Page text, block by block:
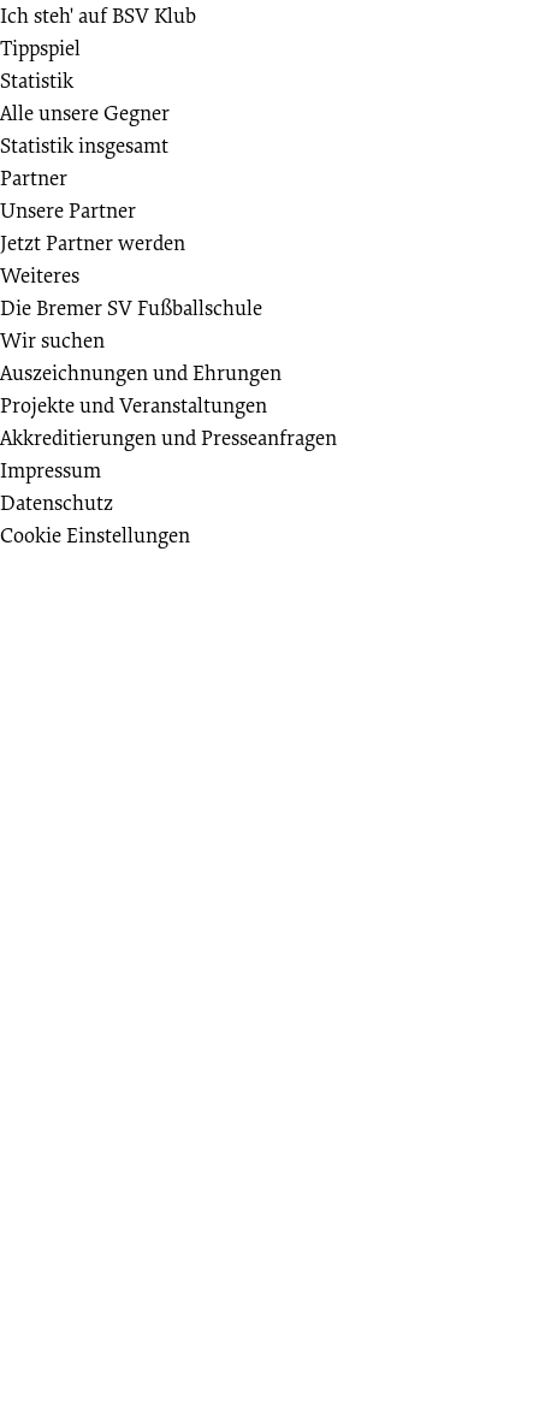
Ich steh' auf BSV Klub
Tippspiel
Statistik
Alle unsere Gegner
Statistik insgesamt
Partner
Unsere Partner
Jetzt Partner werden
Weiteres
Die Bremer SV Fußballschule
Wir suchen
Auszeichnungen und Ehrungen
Projekte und Veranstaltungen
Akkreditierungen und Presseanfragen
Impressum
Datenschutz
Cookie Einstellungen